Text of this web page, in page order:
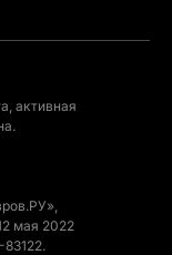
активная
мая 2022